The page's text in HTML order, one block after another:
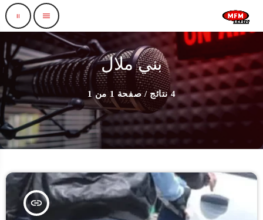
menu
pause
بني ملال
4 نتائج / صفحة 1 من 1
insert_link